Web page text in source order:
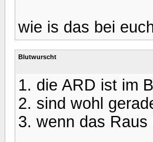
wie is das bei
Blutwurscht
1. die ARD ist im
2. sind wohl
3. wenn das